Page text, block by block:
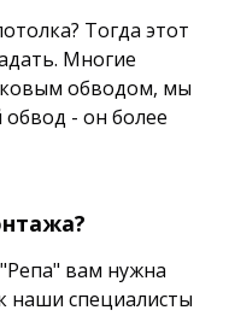
Тогда этот
Многие
обводом, мы
- он более
вам нужна
наши специалисты